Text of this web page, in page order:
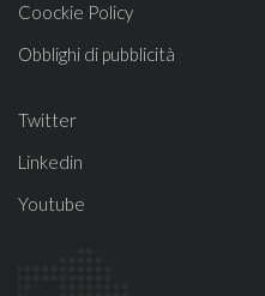
Coockie Policy
Obblighi di pubblicità
Twitter
Linkedin
Youtube